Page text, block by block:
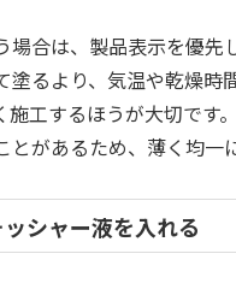
場合は、製品表示を優先
塗るより、気温や乾燥時
施工するほうが大切です
とがあるため、薄く均一
シャー液を入れる